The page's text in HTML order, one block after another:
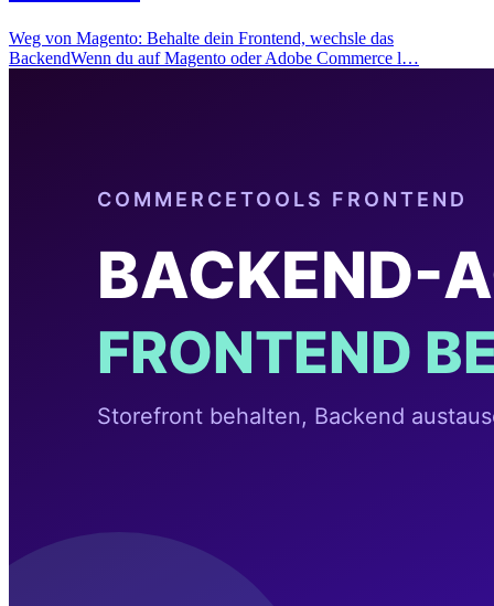
Weg von Magento: Behalte dein Frontend, wechsle das
BackendWenn du auf Magento oder Adobe Commerce l…